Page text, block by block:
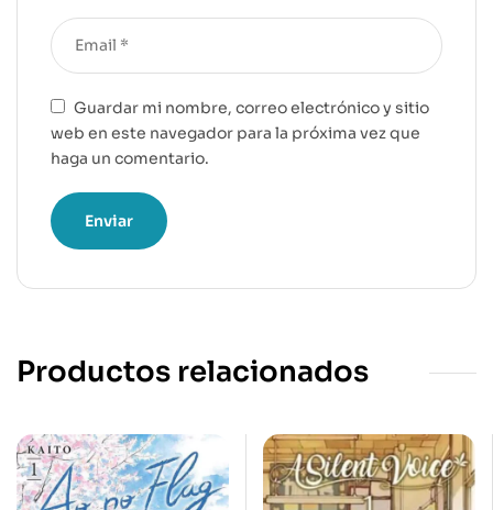
Guardar mi nombre, correo electrónico y sitio
web en este navegador para la próxima vez que
haga un comentario.
Productos relacionados